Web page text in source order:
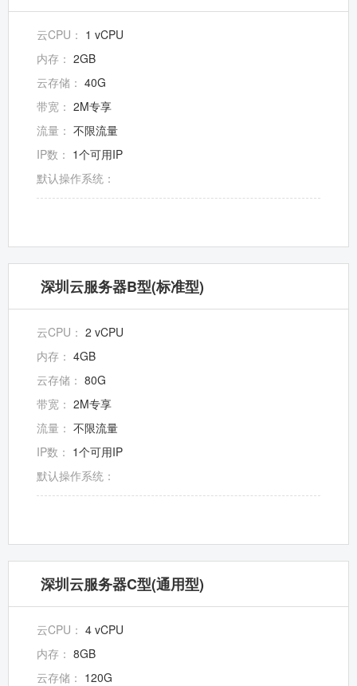
云CPU： 1 vCPU
内存： 2GB
云存储： 40G
带宽： 2M专享
流量： 不限流量
IP数： 1个可用IP
默认操作系统：
深圳云服务器B型(标准型)
云CPU： 2 vCPU
内存： 4GB
云存储： 80G
带宽： 2M专享
流量： 不限流量
IP数： 1个可用IP
默认操作系统：
深圳云服务器C型(通用型)
云CPU： 4 vCPU
内存： 8GB
云存储： 120G